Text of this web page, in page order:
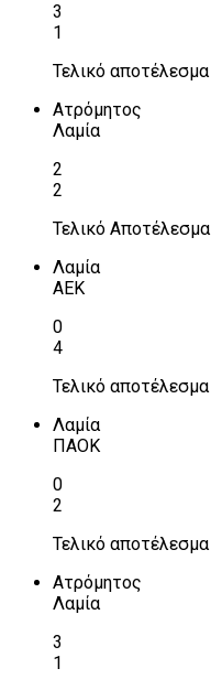
3
1
Τελικό αποτέλεσμα
Ατρόμητος
Λαμία
2
2
Τελικό Αποτέλεσμα
Λαμία
ΑΕΚ
0
4
Τελικό αποτέλεσμα
Λαμία
ΠΑΟΚ
0
2
Τελικό αποτέλεσμα
Ατρόμητος
Λαμία
3
1